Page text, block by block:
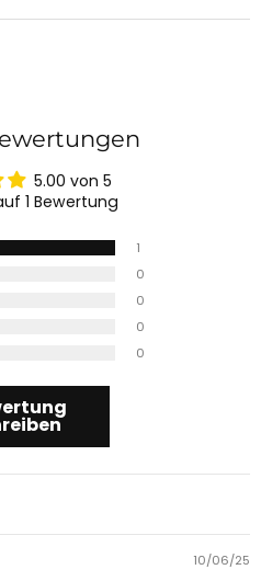
5.00 von 5
1 Bewertung
1
0
0
0
0
10/06/25